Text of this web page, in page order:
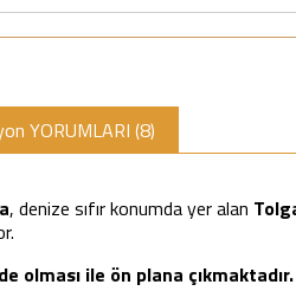
YORUMLARI (8)
, denize sıfır konumda yer alan
olması ile ön plana çıkmaktadır.